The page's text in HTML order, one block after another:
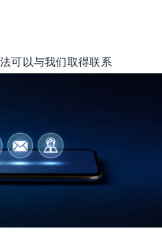
可以与我们取得联系